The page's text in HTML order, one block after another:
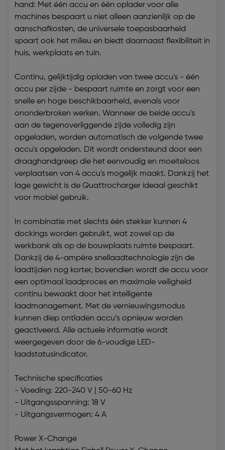
hand: Met één accu en één oplader voor alle
machines bespaart u niet alleen aanzienlijk op de
aanschafkosten, de universele toepasbaarheid
spaart ook het milieu en biedt daarnaast flexibiliteit in
huis, werkplaats en tuin.
Continu, gelijktijdig opladen van twee accu's - één
accu per zijde - bespaart ruimte en zorgt voor een
snelle en hoge beschikbaarheid, evenals voor
ononderbroken werken. Wanneer de beide accu's
aan de tegenoverliggende zijde volledig zijn
opgeladen, worden automatisch de volgende twee
accu's opgeladen. Dit wordt ondersteund door een
draaghandgreep die het eenvoudig en moeiteloos
verplaatsen van 4 accu's mogelijk maakt. Dankzij het
lage gewicht is de Quattrocharger ideaal geschikt
voor mobiel gebruik.
In combinatie met slechts één stekker kunnen 4
dockings worden gebruikt, wat zowel op de
werkbank als op de bouwplaats ruimte bespaart.
Dankzij de 4-ampère snellaadtechnologie zijn de
laadtijden nog korter, bovendien wordt de accu voor
een optimaal laadproces en maximale veiligheid
continu bewaakt door het intelligente
laadmanagement. Met de vernieuwingsmodus
kunnen diep ontladen accu’s opnieuw worden
geactiveerd. Alle actuele informatie wordt
weergegeven door de 6-voudige LED-
laadstatusindicator.
Technische specificaties
- Voeding: 220-240 V | 50-60 Hz
- Uitgangsspanning: 18 V
- Uitgangsvermogen: 4 A
Power X-Change